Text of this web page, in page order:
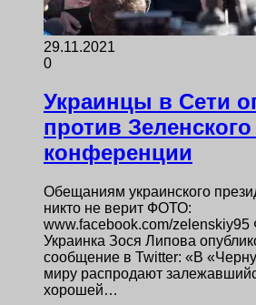
29.11.2021
0
Украинцы в Сети
против
конференции
Обещаниям украинского
никто не верит ФОТО:
www.facebook.com/zelenskiy95
Украинка Зося Липова
сообщение в Twitter: «В
миру распродают
хорошей…